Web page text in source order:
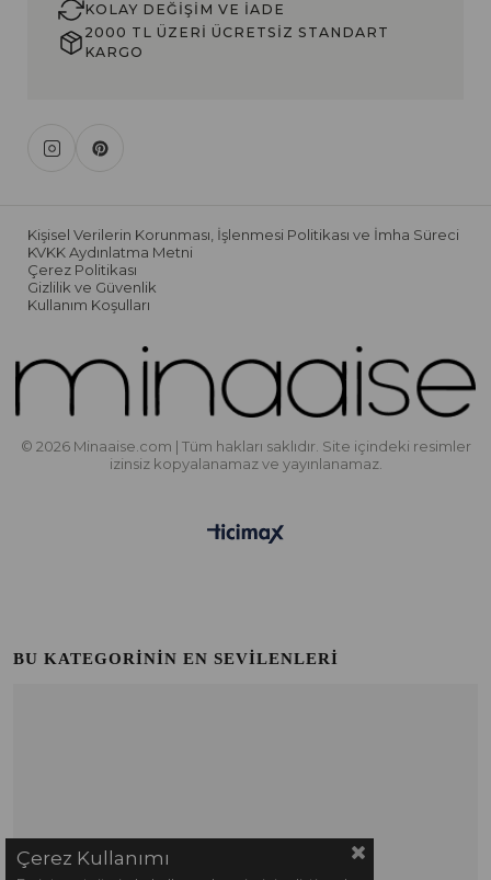
KOLAY DEĞIŞIM VE İADE
2000 TL ÜZERI ÜCRETSIZ STANDART
KARGO
Kişisel Verilerin Korunması, İşlenmesi Politikası ve İmha Süreci
KVKK Aydınlatma Metni
Çerez Politikası
Gizlilik ve Güvenlik
Kullanım Koşulları
© 2026 Minaaise.com | Tüm hakları saklıdır. Site içindeki resimler
izinsiz kopyalanamaz ve yayınlanamaz.
Çerez Kullanımı